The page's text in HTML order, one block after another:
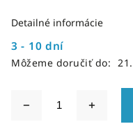
3 - 10 dní
Môžeme doručiť do:
Detailné informácie